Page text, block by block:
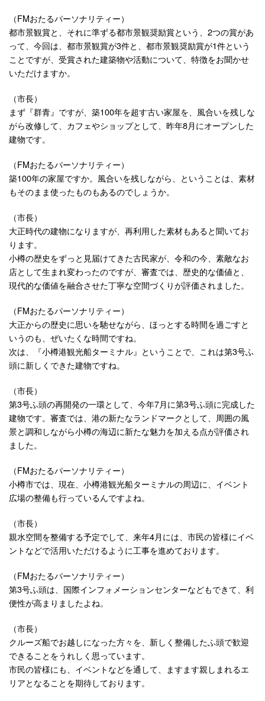
（FMおたるパーソナリティー）
都市景観賞と、それに準ずる都市景観奨励賞という、2つの賞があ
って、今回は、都市景観賞が3件と、都市景観奨励賞が1件という
ことですが、受賞された建築物や活動について、特徴をお聞かせ
いただけますか。
（市長）
まず『群青』ですが、築100年を超す古い家屋を、風合いを残しな
がら改修して、カフェやショップとして、昨年8月にオープンした
建物です。
（FMおたるパーソナリティー）
築100年の家屋ですか。風合いを残しながら、ということは、素材
もそのまま使ったものもあるのでしょうか。
（市長）
大正時代の建物になりますが、再利用した素材もあると聞いてお
ります。
小樽の歴史をずっと見届けてきた古民家が、令和の今、素敵なお
店として生まれ変わったのですが、審査では、歴史的な価値と、
現代的な価値を融合させた丁寧な空間づくりが評価されました。
（FMおたるパーソナリティー）
大正からの歴史に思いを馳せながら、ほっとする時間を過ごすと
いうのも、ぜいたくな時間ですね。
次は、『小樽港観光船ターミナル』ということで、これは第3号ふ
頭に新しくできた建物ですね。
（市長）
第3号ふ頭の再開発の一環として、今年7月に第3号ふ頭に完成した
建物です。審査では、港の新たなランドマークとして、周囲の風
景と調和しながら小樽の海辺に新たな魅力を加える点が評価され
ました。
（FMおたるパーソナリティー）
小樽市では、現在、小樽港観光船ターミナルの周辺に、イベント
広場の整備も行っているんですよね。
（市長）
親水空間を整備する予定でして、来年4月には、市民の皆様にイベ
ントなどで活用いただけるように工事を進めております。
（FMおたるパーソナリティー）
第3号ふ頭は、国際インフォメーションセンターなどもできて、利
便性が高まりましたよね。
（市長）
クルーズ船でお越しになった方々を、新しく整備したふ頭で歓迎
できることをうれしく思っています。
市民の皆様にも、イベントなどを通して、ますます親しまれるエ
リアとなることを期待しております。